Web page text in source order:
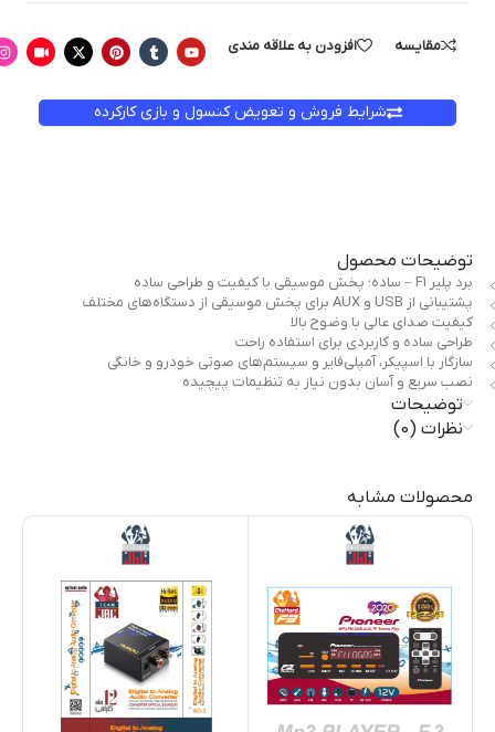
مقایسه افزودن به علاقه مندی
شرایط فروش و تعویض کنسول و بازی کارکرده
توضیحات محصول
برد پلیر F1 – ساده؛ پخش موسیقی با کیفیت و طراحی ساده
پشتیبانی از USB و AUX برای پخش موسیقی از دستگاه‌های مختلف
کیفیت صدای عالی با وضوح بالا
طراحی ساده و کاربردی برای استفاده راحت
سازگار با اسپیکر، آمپلی‌فایر و سیستم‌های صوتی خودرو و خانگی
نصب سریع و آسان بدون نیاز به تنظیمات پیچیده
توضیحات
نظرات (0)
محصولات مشابه